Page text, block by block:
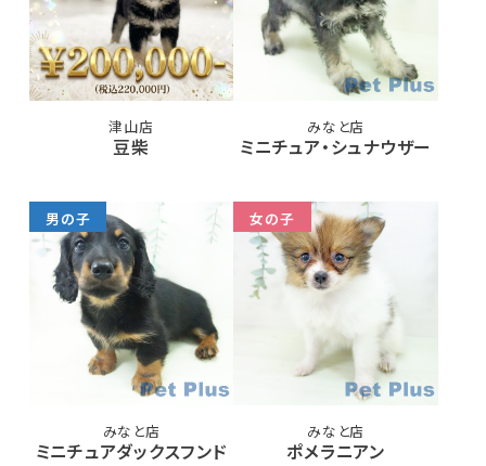
津山店
豆柴
みなと店
ミニチュア・シュナウザー
男の子
みなと店
ミニチュアダックスフンド
女の子
みなと店
ポメラニアン